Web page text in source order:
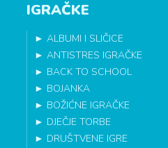
IGRAČKE
►ALBUMI I SLIČICE
►ANTISTRES IGRAČKE
► BACK TO SCHOOL
► BOJANKA
► BOŽIĆNE IGRAČKE
► DJEČJE TORBE
► DRUŠTVENE IGRE